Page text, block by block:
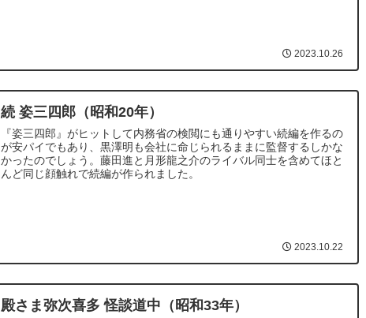
2023.10.26
続 姿三四郎（昭和20年）
『姿三四郎』がヒットして内務省の検閲にも通りやすい続編を作るの
が安パイでもあり、黒澤明も会社に命じられるままに監督するしかな
かったのでしょう。藤田進と月形龍之介のライバル同士を含めてほと
んど同じ顔触れで続編が作られました。
2023.10.22
殿さま弥次喜多 怪談道中（昭和33年）